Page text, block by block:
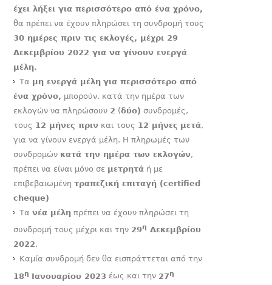
έχει λήξει για περισσότερο από ένα χρόνο,
θα πρέπει να έχουν πληρώσει τη συνδρομή τους
30 ημέρες πριν τις εκλογές, μέχρι 29
Δεκεμβρίου 2022 για να γίνουν ενεργά
μέλη.
Τα μη ενεργά μέλη για περισσότερο από
ένα χρόνο, μπορούν, κατά την ημέρα των
εκλογών να πληρώσουν 2 (δύο) συνδρομές,
τους 12 μήνες πριν και τους 12 μήνες μετά,
για να γίνουν ενεργά μέλη. Η πληρωμές των
συνδρομών κατά την ημέρα των εκλογών,
πρέπει να είναι μόνο σε μετρητά ή με
επιβεβαιωμένητραπεζική επιταγή (certified
cheque)
Τανέα μέλη πρέπει να έχουν πληρώσει τη
συνδρομή τους μέχρι και την 29η Δεκεμβρίου
2022.
Καμία συνδρομή δεν θα εισπράττεται από την
18η Ιανουαρίου 2023 έως και την 27η